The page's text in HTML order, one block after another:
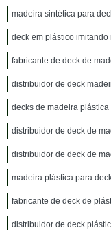
madeira sintética para
deck em plástico imitando
fabricante de deck de
distribuidor de deck
decks de madeira
distribuidor de deck de
distribuidor de deck de
madeira plástica para
fabricante de deck de
distribuidor de deck